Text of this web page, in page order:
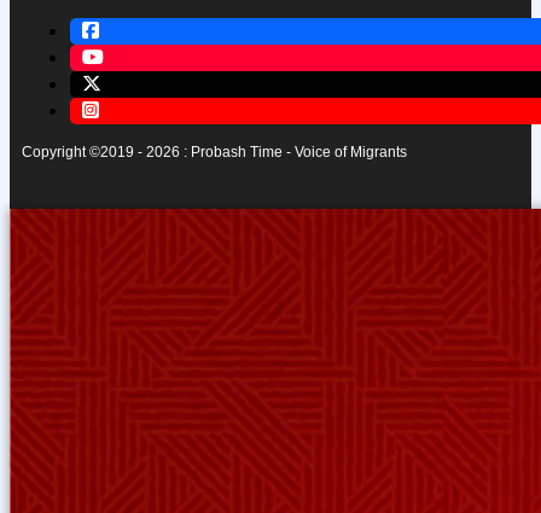
Copyright ©2019 - 2026 : Probash Time - Voice of Migrants